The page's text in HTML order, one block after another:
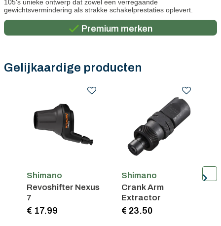
105's unieke ontwerp dat zowel een verregaande
gewichtsvermindering als strakke schakelprestaties oplevert.
Gratis verzending in België vanaf €100
Premium merken
Gelijkaardige producten
Shimano
Revoshifter Nexus
7
€ 17.99
Shimano
Crank Arm
Extractor
€ 23.50